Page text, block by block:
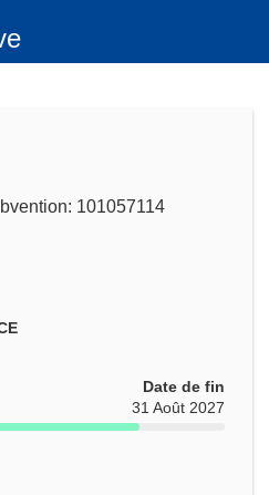
101057114
Date de fin
31 Août 2027